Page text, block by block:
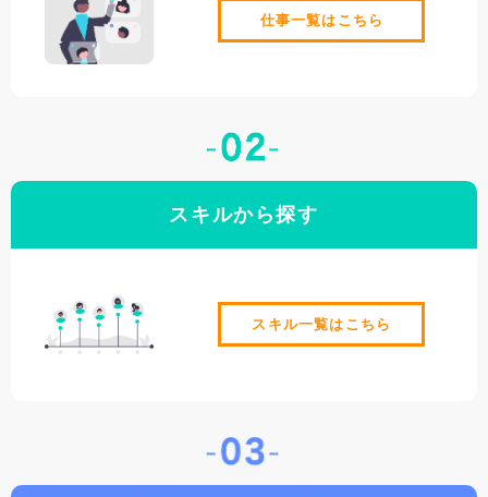
仕事⼀覧はこちら
スキルから探す
スキル⼀覧はこちら